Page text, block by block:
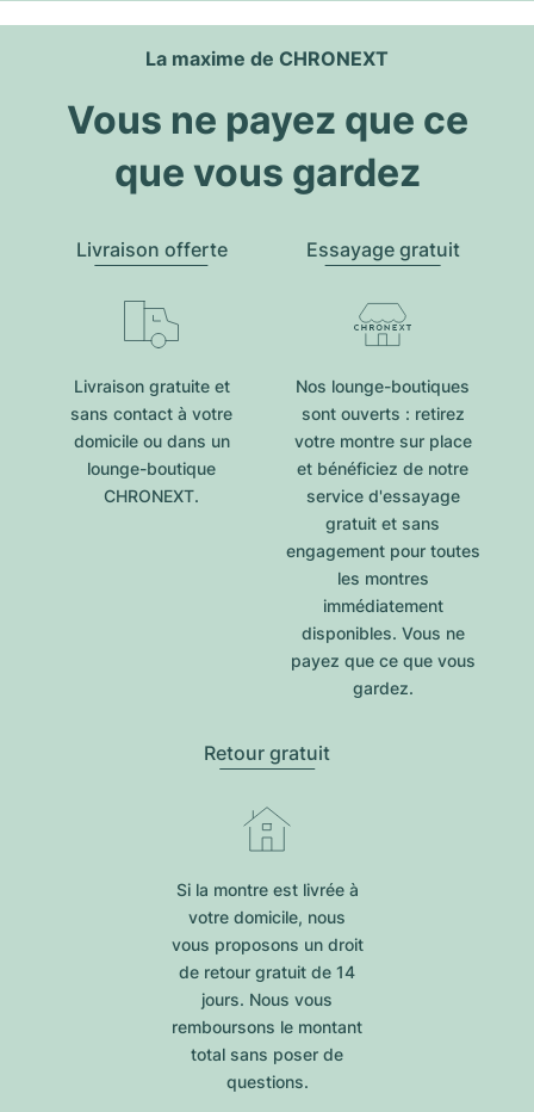
La maxime de CHRONEXT
Vous ne payez que ce
que vous gardez
Livraison offerte
Livraison gratuite et
sans contact à votre
domicile ou dans un
lounge-boutique
CHRONEXT.
Essayage gratuit
Nos lounge-boutiques
sont ouverts : retirez
votre montre sur place
et bénéficiez de notre
service d'essayage
gratuit et sans
engagement pour toutes
les montres
immédiatement
disponibles. Vous ne
payez que ce que vous
gardez.
Retour gratuit
Si la montre est livrée à
votre domicile, nous
vous proposons un droit
de retour gratuit de 14
jours. Nous vous
remboursons le montant
total sans poser de
questions.